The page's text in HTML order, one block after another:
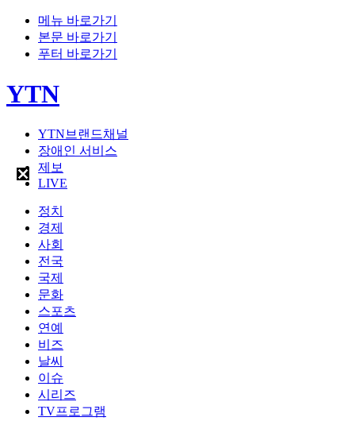
메뉴 바로가기
본문 바로가기
푸터 바로가기
YTN
YTN브랜드채널
장애인 서비스
제보
LIVE
정치
경제
사회
전국
국제
문화
스포츠
연예
비즈
날씨
이슈
시리즈
TV프로그램